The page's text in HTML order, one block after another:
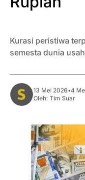
Kurasi peristiwa
semesta dunia
13 Mei 2026•4
Oleh: Tim Suar